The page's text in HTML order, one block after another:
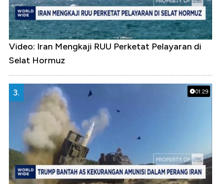
Video: Iran Mengkaji RUU Perketat Pelayaran di
Selat Hormuz
01:29
3.